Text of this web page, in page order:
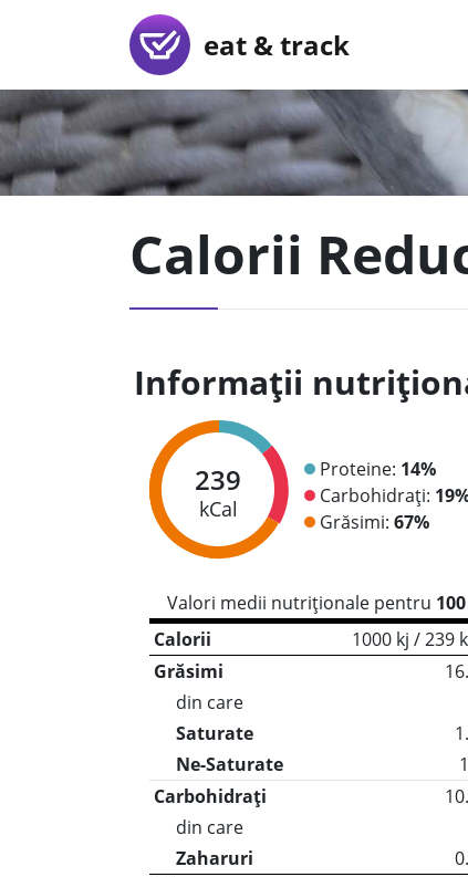
eat & track
Calorii
Informații
239
kCal
Proteine: 14%
Carbohidrați:
Grăsimi: 67%
Valori medii nutriționale pentru
Calorii
1000 kj / 239
Grăsimi
din care
Saturate
Ne-Saturate
Carbohidrați
din care
Zaharuri